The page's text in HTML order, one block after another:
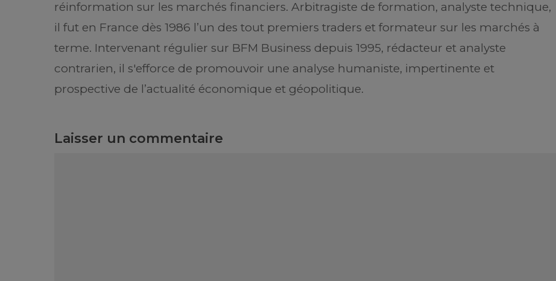
réinformation sur les marchés financiers. Arbitragiste de formation, analyste technique,
il fut en France dès 1986 l’un des tout premiers traders et formateur sur les marchés à
terme. Intervenant régulier sur BFM Business depuis 1995, rédacteur et analyste
contrarien, il s'efforce de promouvoir une analyse humaniste, impertinente et
prospective de l’actualité économique et géopolitique.
Laisser un commentaire